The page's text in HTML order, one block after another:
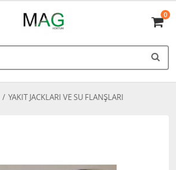
0
YAKIT JACKLARI VE SU FLANŞLARI